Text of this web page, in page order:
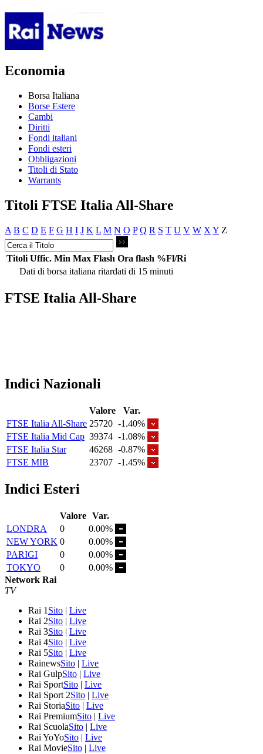
Economia
Borsa Italiana
Borse Estere
Cambi
Diritti
Fondi italiani
Fondi esteri
Obbligazioni
Titoli di Stato
Warrants
Titoli FTSE Italia All-Share
A B C D E F G H I J K L M N O P Q R S T U V W X Y Z
Titoli Uffic. Min Max Flash Ora flash %Fl/Ri
Dati di borsa italiana ritardati di 15 minuti
FTSE Italia All-Share
Indici Nazionali
Valore
Var.
FTSE Italia All-Share 25720 -1.40%
FTSE Italia Mid Cap 39374 -1.08%
FTSE Italia Star
46268 -0.87%
FTSE MIB
23707 -1.45%
Indici Esteri
Valore Var.
LONDRA
0
0.00%
NEW YORK 0
0.00%
PARIGI
0
0.00%
TOKYO
0
0.00%
Network Rai
TV
Rai 1 Sito | Live
Rai 2Sito | Live
Rai 3Sito | Live
Rai 4Sito | Live
Rai 5Sito | Live
RainewsSito | Live
Rai GulpSito | Live
Rai SportSito | Live
Rai Sport 2Sito | Live
Rai StoriaSito | Live
Rai PremiumSito | Live
Rai ScuolaSito | Live
Rai YoYoSito | Live
Rai MovieSito | Live